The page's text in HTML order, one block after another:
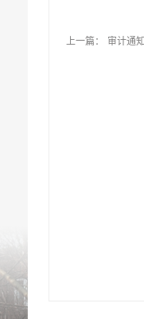
上一篇： 审计通